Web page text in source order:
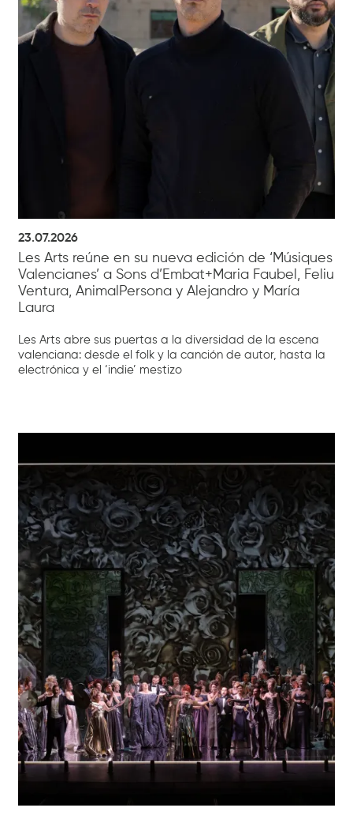
23.07.2026
Les Arts reúne en su nueva edición de ‘Músiques
Valencianes’ a Sons d’Embat+Maria Faubel, Feliu
Ventura, AnimalPersona y Alejandro y María
Laura
Les Arts abre sus puertas a la diversidad de la escena
valenciana: desde el folk y la canción de autor, hasta la
electrónica y el ‘indie’ mestizo